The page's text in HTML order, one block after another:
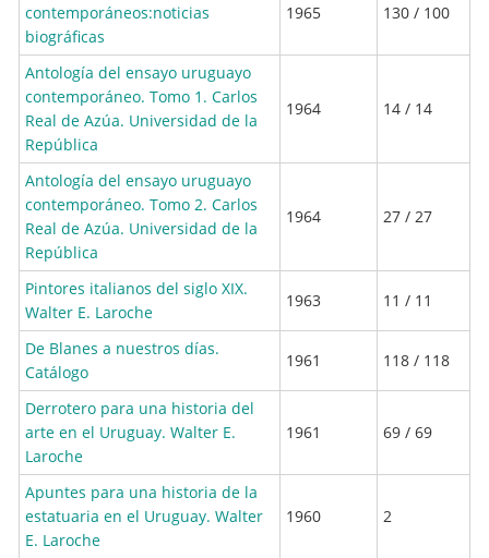
contemporáneos:noticias
biográficas
1965 130 / 100
Antología del ensayo uruguayo
contemporáneo. Tomo 1. Carlos
Real de Azúa. Universidad de la
República
1964 14 / 14
Antología del ensayo uruguayo
contemporáneo. Tomo 2. Carlos
Real de Azúa. Universidad de la
República
1964 27 / 27
Pintores italianos del siglo XIX.
Walter E. Laroche
1963 11 / 11
De Blanes a nuestros días.
Catálogo
1961 118 / 118
Derrotero para una historia del
arte en el Uruguay. Walter E.
Laroche
1961 69 / 69
Apuntes para una historia de la
estatuaria en el Uruguay. Walter
E. Laroche
1960 2